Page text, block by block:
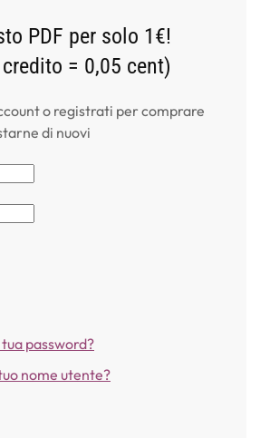
PDF per solo 1€!
= 0,05 cent)
o registrati per comprare
di nuovi
password?
nome utente?